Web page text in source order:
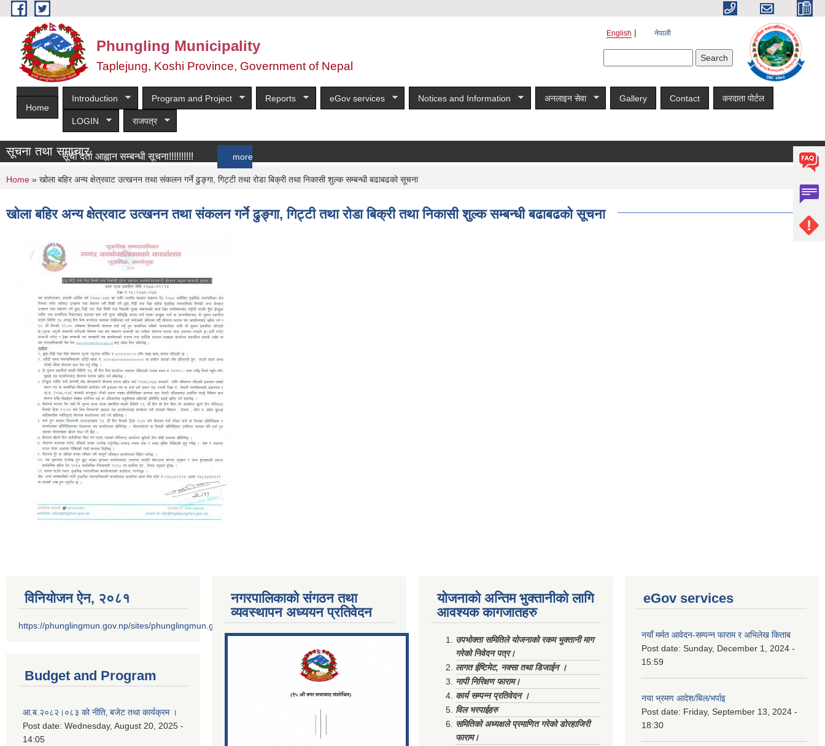
Skip to main content
Phungling Municipality
Taplejung, Koshi Province, Government of Nepal
English नेपाली
Home
Introduction Program and Project Reports eGov services Notices and Information अनलाइन सेवा Gallery Contact करदाता पोर्टल
LOGIN राजपत्र
सूचना तथा समाचार
सूची दर्ता आह्वान सम्बन्धी सूचना!!!!!!!!!!
You are here
Home » खोला बहिर अन्य क्षेत्रवाट उत्खनन तथा संकलन गर्ने ढुङ्गा, गिट्टी तथा रोडा बिक्री तथा निकासी शुल्क सम्बन्धी बढाबढको सूचना
खोला बहिर अन्य क्षेत्रवाट उत्खनन तथा संकलन गर्ने ढुङ्गा, गिट्टी तथा रोडा बिक्री तथा निकासी शुल्क सम्बन्धी बढाबढको सूचना
विनियोजन ऐन‚ २०८१
https://phunglingmun.gov.np/sites/phunglingmun.gov.np/files/documents/Al...
Budget and Program
आ.ब.२०८२।०८३ को नीति‚ बजेट तथा कार्यक्रम ।
Post date: Wednesday, August 20, 2025 -
14:05
नगरपालिकाको संगठन तथा
व्यवस्थापन अध्ययन प्रतिवेदन
योजनाको अन्तिम भुक्तानीको लागि
आवश्यक कागजातहरु
उपभोक्ता समितिले योजनाको रकम भुक्तानी माग
गरेको निवेदन पत्र।
लागत ईष्टिमेट, नक्सा तथा डिजाईन ।
नापी निरिक्षण फाराम।
कार्य सम्पन्न प्रतिवेदन ।
विल भरपाईहरु
समितिको अध्यक्षले प्रमाणित गरेको डोरहाजिरी
फाराम।
eGov services
नयाँ मर्मत आवेदन-सम्पन्न फाराम र अभिलेख किताब
Post date: Sunday, December 1, 2024 -
15:59
नया भ्रमण आदेश/बिल/भर्पाइ
Post date: Friday, September 13, 2024 -
18:30